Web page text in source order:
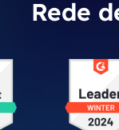
Rede